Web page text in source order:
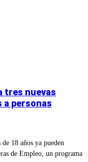
tres nuevas
a personas
de 18 años ya pueden
de Empleo, un programa